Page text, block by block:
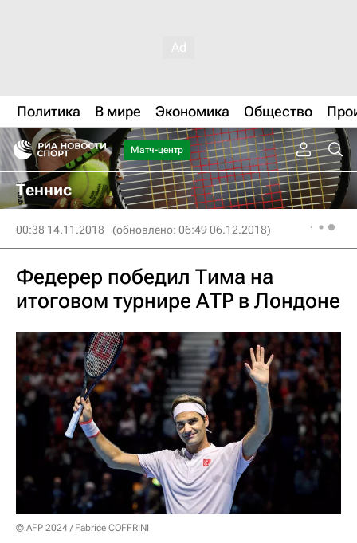
Политика В мире Экономика Общество
Матч-центр
Теннис
00:38 14.11.2018 (обновлено: 06:49 06.12.2018)
Федерер победил Тима на
итоговом турнире АТР в Лондоне
© AFP 2024 / Fabrice COFFRINI